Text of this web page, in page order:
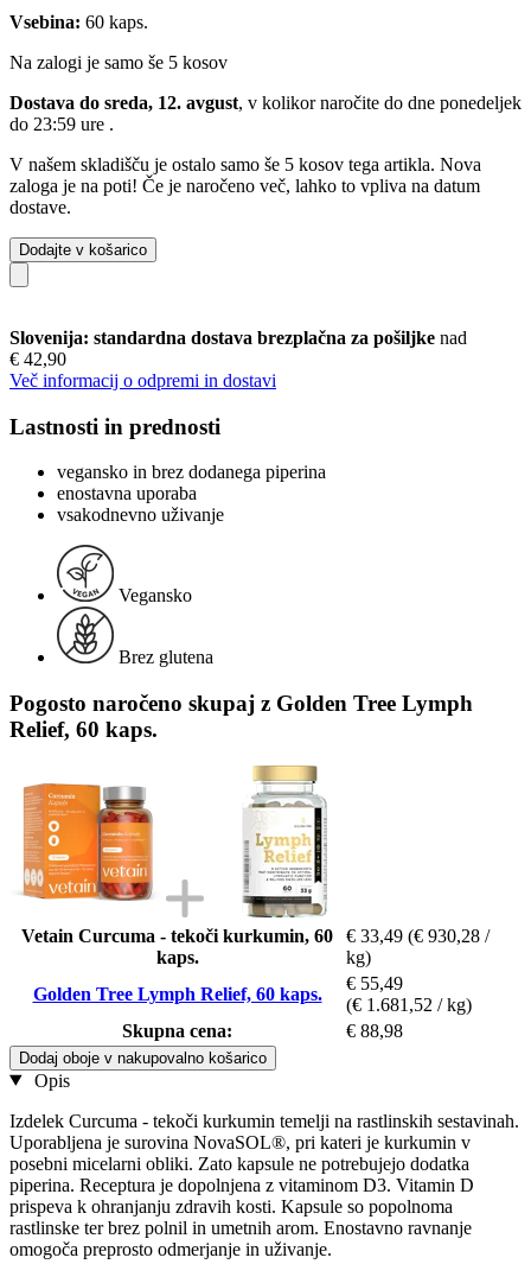
Vsebina: 60 kaps.
Na zalogi je samo še 5 kosov
Dostava do sreda, 12. avgust, v kolikor naročite do dne ponedeljek
do 23:59 ure .
V našem skladišču je ostalo samo še 5 kosov tega artikla. Nova
zaloga je na poti! Če je naročeno več, lahko to vpliva na datum
dostave.
Dodajte v košarico
Slovenija: standardna dostava brezplačna za pošiljke nad
€ 42,90
Več informacij o odpremi in dostavi
Lastnosti in prednosti
vegansko in brez dodanega piperina
enostavna uporaba
vsakodnevno uživanje
Vegansko
Brez glutena
Pogosto naročeno skupaj z Golden Tree Lymph
Relief, 60 kaps.
Vetain Curcuma - tekoči kurkumin, 60
kaps.
€ 33,49 (€ 930,28 /
kg)
Golden Tree Lymph Relief, 60 kaps.
€ 55,49
(€ 1.681,52 / kg)
Skupna cena:
€ 88,98
Dodaj oboje v nakupovalno košarico
Opis
Izdelek Curcuma - tekoči kurkumin temelji na rastlinskih sestavinah.
Uporabljena je surovina NovaSOL®, pri kateri je kurkumin v
posebni micelarni obliki. Zato kapsule ne potrebujejo dodatka
piperina. Receptura je dopolnjena z vitaminom D3. Vitamin D
prispeva k ohranjanju zdravih kosti. Kapsule so popolnoma
rastlinske ter brez polnil in umetnih arom. Enostavno ravnanje
omogoča preprosto odmerjanje in uživanje.